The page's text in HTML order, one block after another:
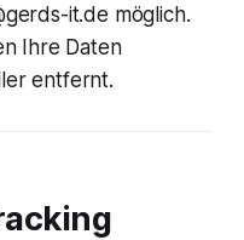
it.de möglich.
Ihre Daten
entfernt.